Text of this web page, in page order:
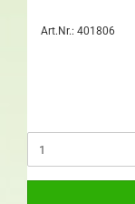
Art.Nr.: 401806